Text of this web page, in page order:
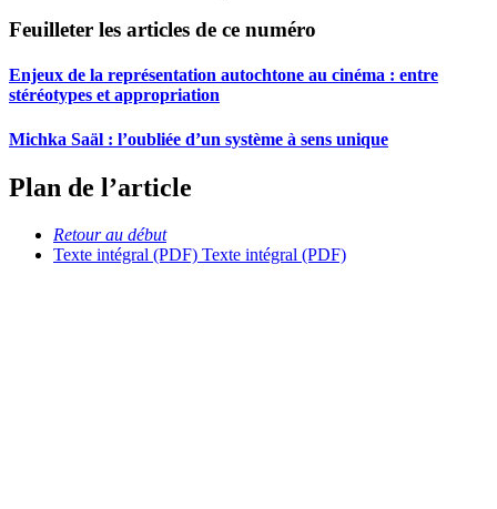
Feuilleter les articles de ce numéro
Enjeux de la représentation autochtone au cinéma : entre
stéréotypes et appropriation
Michka Saäl : l’oubliée d’un système à sens unique
Plan de l’article
Retour au début
Texte intégral (PDF) Texte intégral (PDF)